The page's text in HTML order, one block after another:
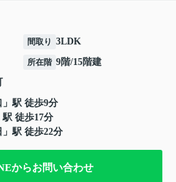
間取り 3LDK
所在階 9階/15階建
」駅 徒歩9分
駅 徒歩17分
」駅 徒歩22分
からお問い合わせ